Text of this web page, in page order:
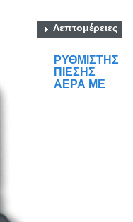
Λεπτομέρειες
ΡΥΘΜΙΣΤΗΣ
ΠΙΕΣΗΣ
ΑΕΡΑ ΜΕ